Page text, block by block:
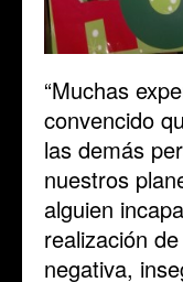
“Muchas
convencido
las demás
nuestros
alguien
realización
negativa,